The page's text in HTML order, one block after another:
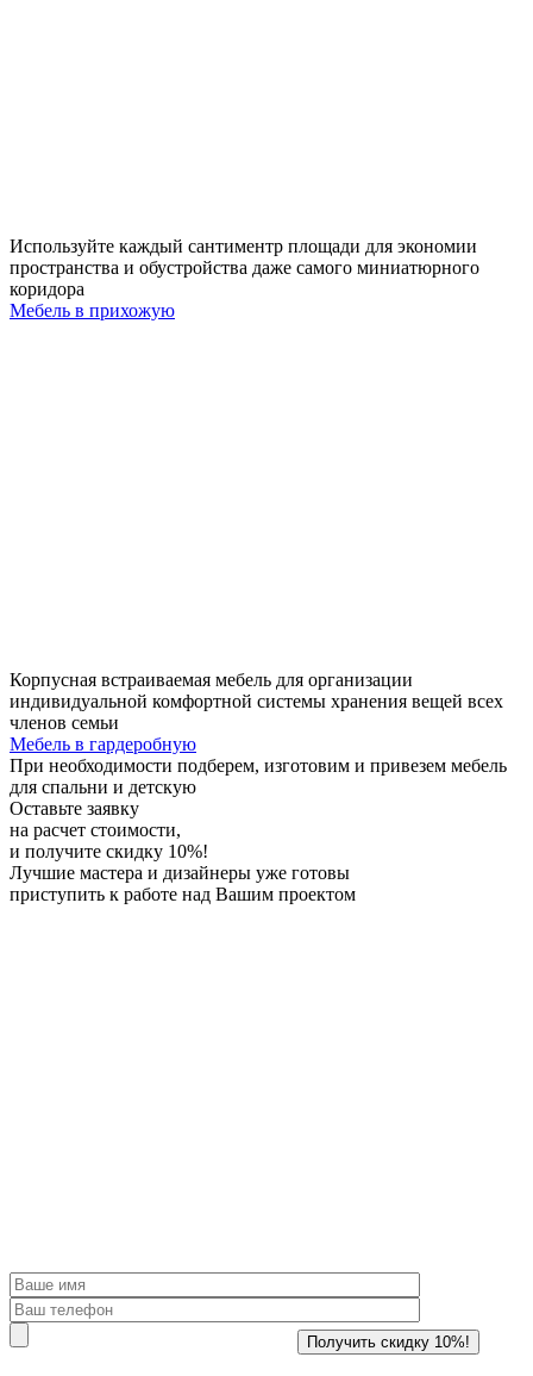
Используйте каждый сантиментр площади для экономии
пространства и обустройства даже самого миниатюрного
коридора
Мебель в прихожую
Корпусная встраиваемая мебель для организации
индивидуальной комфортной системы хранения вещей всех
членов семьи
Мебель в гардеробную
При необходимости подберем, изготовим и привезем мебель
для спальни и детскую
Оставьте заявку
на расчет стоимости,
и получите скидку 10%!
Лучшие мастера и дизайнеры уже готовы
приступить к работе над Вашим проектом